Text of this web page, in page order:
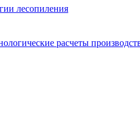
лесопиления
расчеты